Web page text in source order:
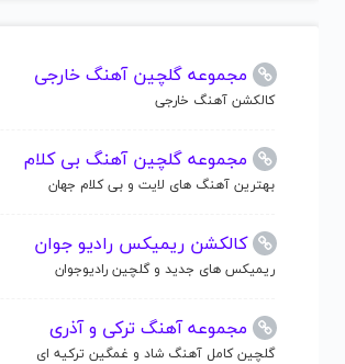
مجموعه گلچین آهنگ خارجی
کالکشن آهنگ خارجی
مجموعه گلچین آهنگ بی کلام
بهترین آهنگ های لایت و بی کلام جهان
کالکشن ریمیکس رادیو جوان
ریمیکس های جدید و گلچین رادیوجوان
مجموعه آهنگ ترکی و آذری
گلچین کامل آهنگ شاد و غمگین ترکیه ای